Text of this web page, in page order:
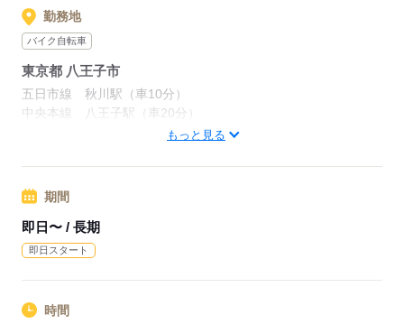
【交通費備考】
【交通費備考】
上限3万円
応募する
勤務地
バイク自転車
東京都 八王子市
五日市線 秋川駅（車10分）
中央本線 八王子駅（車20分）
横浜線 八王子みなみ野駅（車20分）
もっと見る
期間
即日〜 / 長期
即日スタート
時間